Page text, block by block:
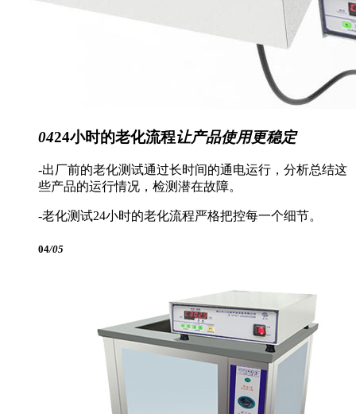
0424小时的老化流程让产品使用更稳定
-出厂前的老化测试通过长时间的通电运行，分析总结这
些产品的运行情况，检测潜在故障。
-老化测试24小时的老化流程严格把控每一个细节。
04/05